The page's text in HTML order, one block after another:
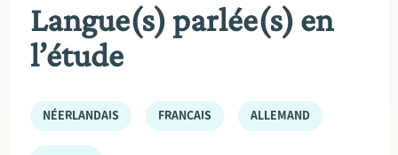
Langue(s) parlée(s) en
l’étude
NÉERLANDAIS FRANÇAIS ALLEMAND